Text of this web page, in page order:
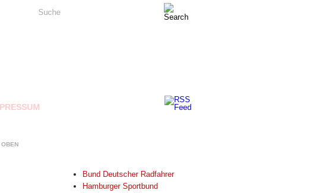
Suche
OBEN
Bund Deutscher Radfahrer
Hamburger Sportbund